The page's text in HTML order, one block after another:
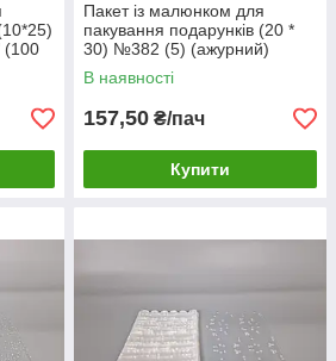
Пакет із малюнком для
пакування подарунків (20 *
30) №382 (5) (ажурний)
"Конфетті" (100 шт)
В наявності
157,50 ₴/пач
Купити